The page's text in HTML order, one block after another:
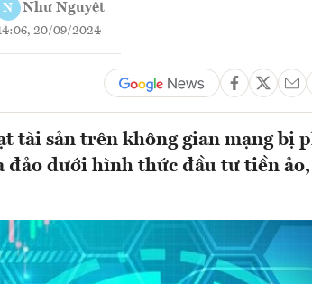
N Như Nguyệt
20/09/2024
tài sản trên không gian mạng bị
đảo dưới hình thức đầu tư tiền